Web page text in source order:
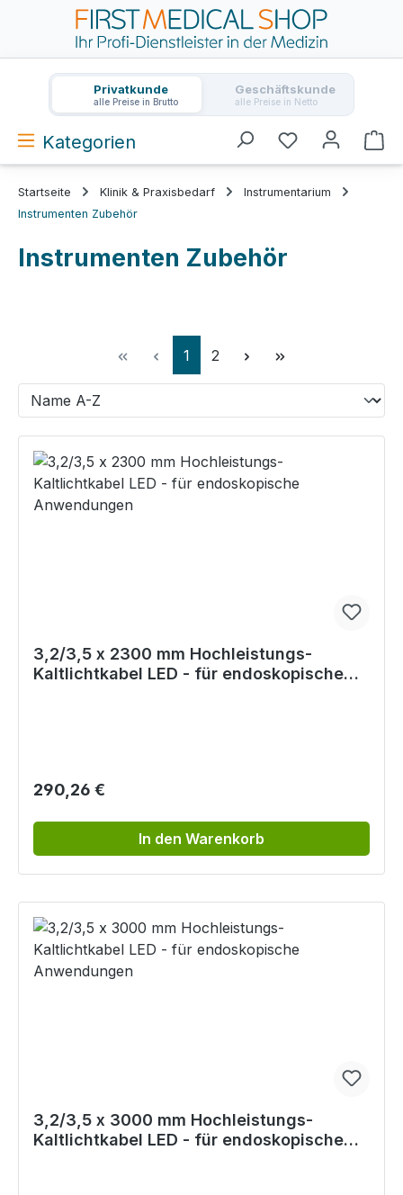
Zum Hauptinhalt springen
Privatkunde
alle Preise in Brutto
Geschäftskunde
alle Preise in Netto
Kategorien
Startseite Klinik & Praxisbedarf
Instrumentarium
Instrumenten Zubehör
Instrumenten Zubehör
Seite
1 Seite
2
3,2/3,5 x 2300 mm Hochleistungs-
Kaltlichtkabel LED - für endoskopische
Regulärer Preis:
290,26 €
In den Warenkorb
3,2/3,5 x 3000 mm Hochleistungs-
Kaltlichtkabel LED - für endoskopische